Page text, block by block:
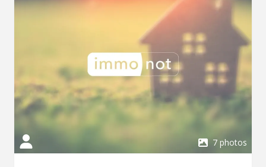
7 photos